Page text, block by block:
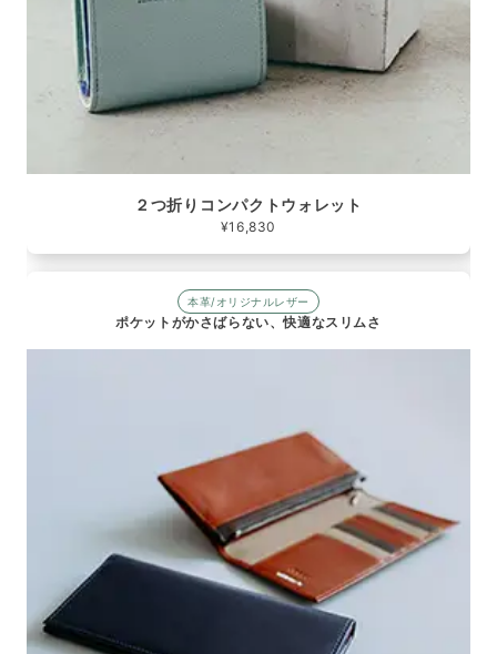
２つ折りコンパクトウォレット
¥16,830
本革/オリジナルレザー
ポケットがかさばらない、快適なスリムさ